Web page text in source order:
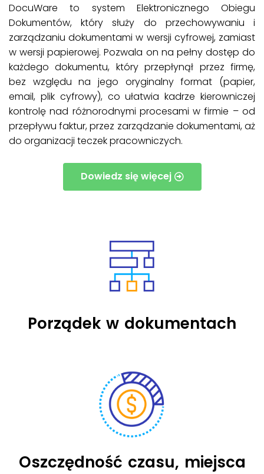
DocuWare to system Elektronicznego Obiegu
Dokumentów, który służy do przechowywaniu i
zarządzaniu dokumentami w wersji cyfrowej, zamiast
w wersji papierowej. Pozwala on na pełny dostęp do
każdego dokumentu, który przepłynął przez firmę,
bez względu na jego oryginalny format (papier,
email, plik cyfrowy), co ułatwia kadrze kierowniczej
kontrolę nad różnorodnymi procesami w firmie – od
przepływu faktur, przez zarządzanie dokumentami, aż
do organizacji teczek pracowniczych.
Dowiedz się więcej
Porządek w dokumentach
Oszczędność czasu, miejsca